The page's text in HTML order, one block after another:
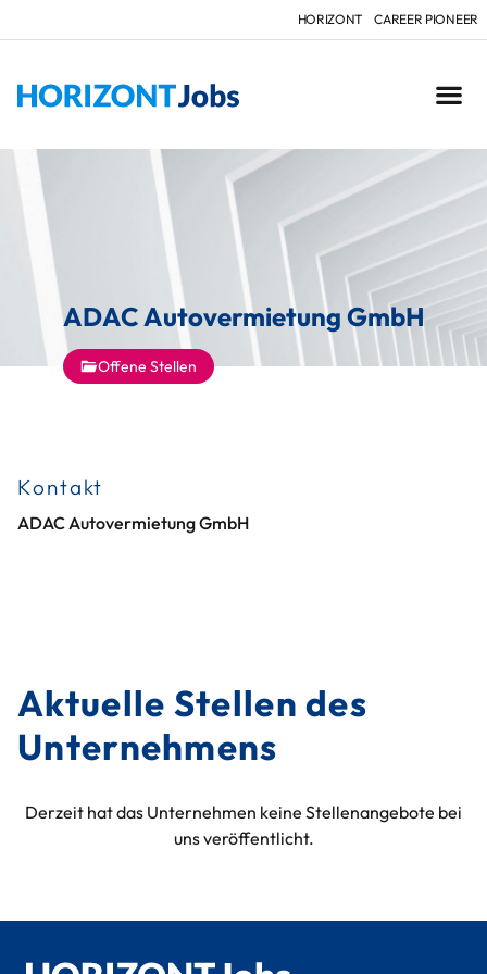
HORIZONT CAREER PIONEER
ADAC Autovermietung GmbH
Offene Stellen
Kontakt
ADAC Autovermietung GmbH
Aktuelle Stellen des
Unternehmens
Derzeit hat das Unternehmen keine Stellenangebote bei
uns veröffentlicht.